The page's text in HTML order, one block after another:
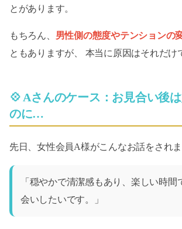
2026-07（10）
2023-11（1）
とがあります。
もちろん、 男性側の態度やテンションの
ともありますが、 本当に原因はそれだけ
💠 Aさんのケース：お見合い後
のに…
先日、女性会員A様がこんなお話をされま
「穏やかで清潔感もあり、楽しい時間
会いしたいです。」